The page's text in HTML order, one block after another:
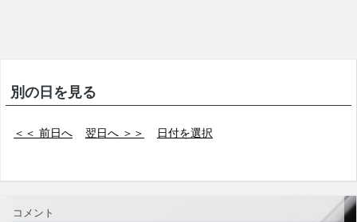
別の日を見る
＜＜ 前日へ 翌日へ ＞＞ 日付を選択
コメント